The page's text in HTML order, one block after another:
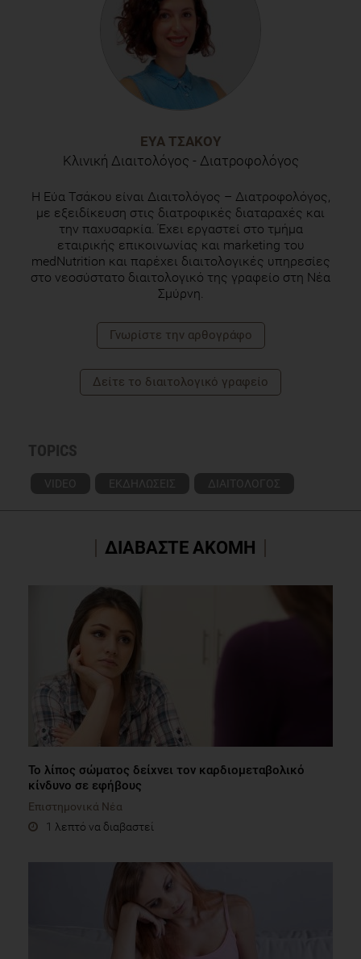
ΕΎΑ ΤΣΆΚΟΥ
Κλινική Διαιτολόγος - Διατροφολόγος
Η Εύα Τσάκου είναι Διαιτολόγος – Διατροφολόγος,
με εξειδίκευση στις διατροφικές διαταραχές και
την παχυσαρκία. Έχει εργαστεί στο τμήμα
εταιρικής επικοινωνίας και marketing του
medNutrition και παρέχει διαιτολογικές υπηρεσίες
στο νεοσύστατο διαιτολογικό της γραφείο στη Νέα
Σμύρνη.
Γνωρίστε την αρθογράφο
Δείτε το διαιτολογικό γραφείο
TOPICS
VIDEO ΕΚΔΗΛΩΣΕΙΣ ΔΙΑΙΤΟΛΟΓΟΣ
ΔΙΑΒΑΣΤΕ ΑΚΟΜΗ
Το λίπος σώματος δείχνει τον καρδιομεταβολικό
κίνδυνο σε εφήβους
Επιστημονικά Νέα
1 λεπτό να διαβαστεί